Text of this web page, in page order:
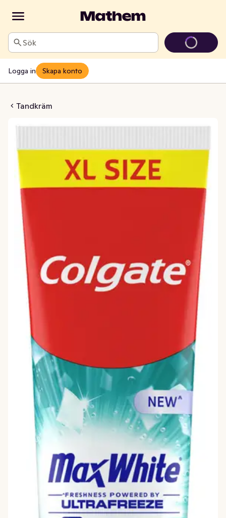
Sök
Logga in Skapa konto
Tandkräm
White Crystals